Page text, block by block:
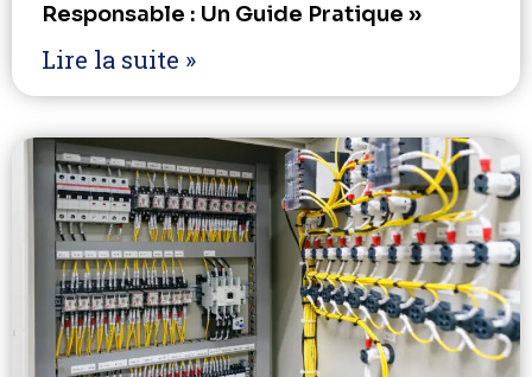
Responsable : Un Guide Pratique »
Lire la suite »